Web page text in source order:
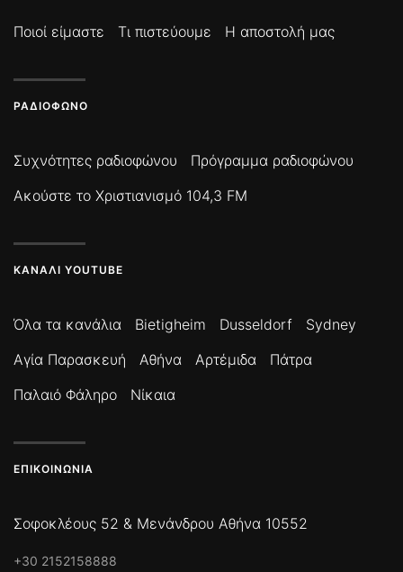
Ποιοί είμαστε Τι πιστεύουμε Η αποστολή μας
ΡΑΔΙΌΦΩΝΟ
Συχνότητες ραδιοφώνου
Πρόγραμμα ραδιοφώνου
Ακούστε το Χριστιανισμό 104,3 FM
ΚΑΝΆΛΙ YOUTUBE
Όλα τα κανάλια Bietigheim Dusseldorf
Sydney
Αγία Παρασκευή
Αθήνα Αρτέμιδα
Πάτρα
Παλαιό Φάληρο
Νίκαια
ΕΠΙΚΟΙΝΩΝΊΑ
Σοφοκλέους 52 & Μενάνδρου Αθήνα 10552
+30 2152158888